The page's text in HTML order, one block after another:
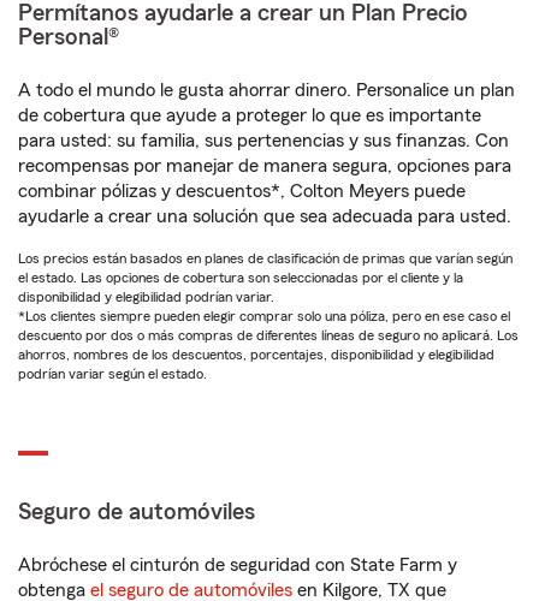
Permítanos ayudarle a crear un Plan Precio
Personal®
A todo el mundo le gusta ahorrar dinero. Personalice un plan
de cobertura que ayude a proteger lo que es importante
para usted: su familia, sus pertenencias y sus finanzas. Con
recompensas por manejar de manera segura, opciones para
combinar pólizas y descuentos*, Colton Meyers puede
ayudarle a crear una solución que sea adecuada para usted.
Los precios están basados en planes de clasificación de primas que varían según
el estado. Las opciones de cobertura son seleccionadas por el cliente y la
disponibilidad y elegibilidad podrían variar.
*Los clientes siempre pueden elegir comprar solo una póliza, pero en ese caso el
descuento por dos o más compras de diferentes líneas de seguro no aplicará. Los
ahorros, nombres de los descuentos, porcentajes, disponibilidad y elegibilidad
podrían variar según el estado.
Seguro de automóviles
Abróchese el cinturón de seguridad con State Farm y
obtenga el seguro de automóviles en Kilgore, TX que